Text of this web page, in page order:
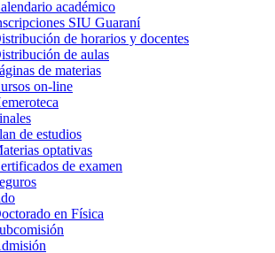
académico
SIU Guaraní
de horarios y docentes
de aulas
de materias
on-line
de estudios
optativas
de examen
en Física